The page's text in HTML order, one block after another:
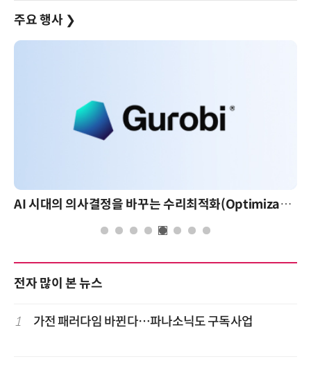
주요 행사 ❯
AI 시대의 의사결정을 바꾸는 수리최적화(Optimization): 실제 산업 적용 사례와 활용 전략
전자 많이 본 뉴스
1 가전 패러다임 바뀐다…파나소닉도 구독사업